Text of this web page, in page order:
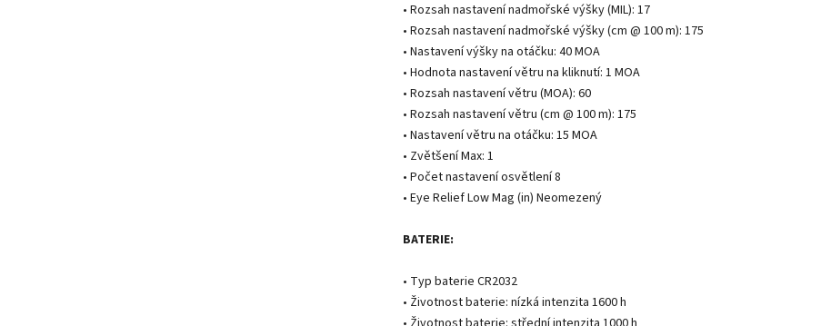
• Rozsah nastavení nadmořské výšky (MIL): 17
• Rozsah nastavení nadmořské výšky (cm @ 100 m): 175
• Nastavení výšky na otáčku: 40 MOA
• Hodnota nastavení větru na kliknutí: 1 MOA
• Rozsah nastavení větru (MOA): 60
• Rozsah nastavení větru (cm @ 100 m): 175
• Nastavení větru na otáčku: 15 MOA
• Zvětšení Max: 1
• Počet nastavení osvětlení 8
• Eye Relief Low Mag (in) Neomezený
BATERIE:
• Typ baterie CR2032
• Životnost baterie: nízká intenzita 1600 h